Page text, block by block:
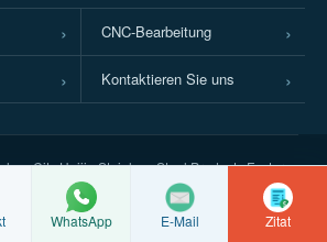
CNC-Bearbeitung
Kontaktieren Sie uns
City Haijin Stainless Steel Products Factory
Registrierungsnummer 2022016063
für Netzwerksicherheit des Büros für öffentliche
Suzhou: 32128102010337
E-Mail
WhatsApp Zitat